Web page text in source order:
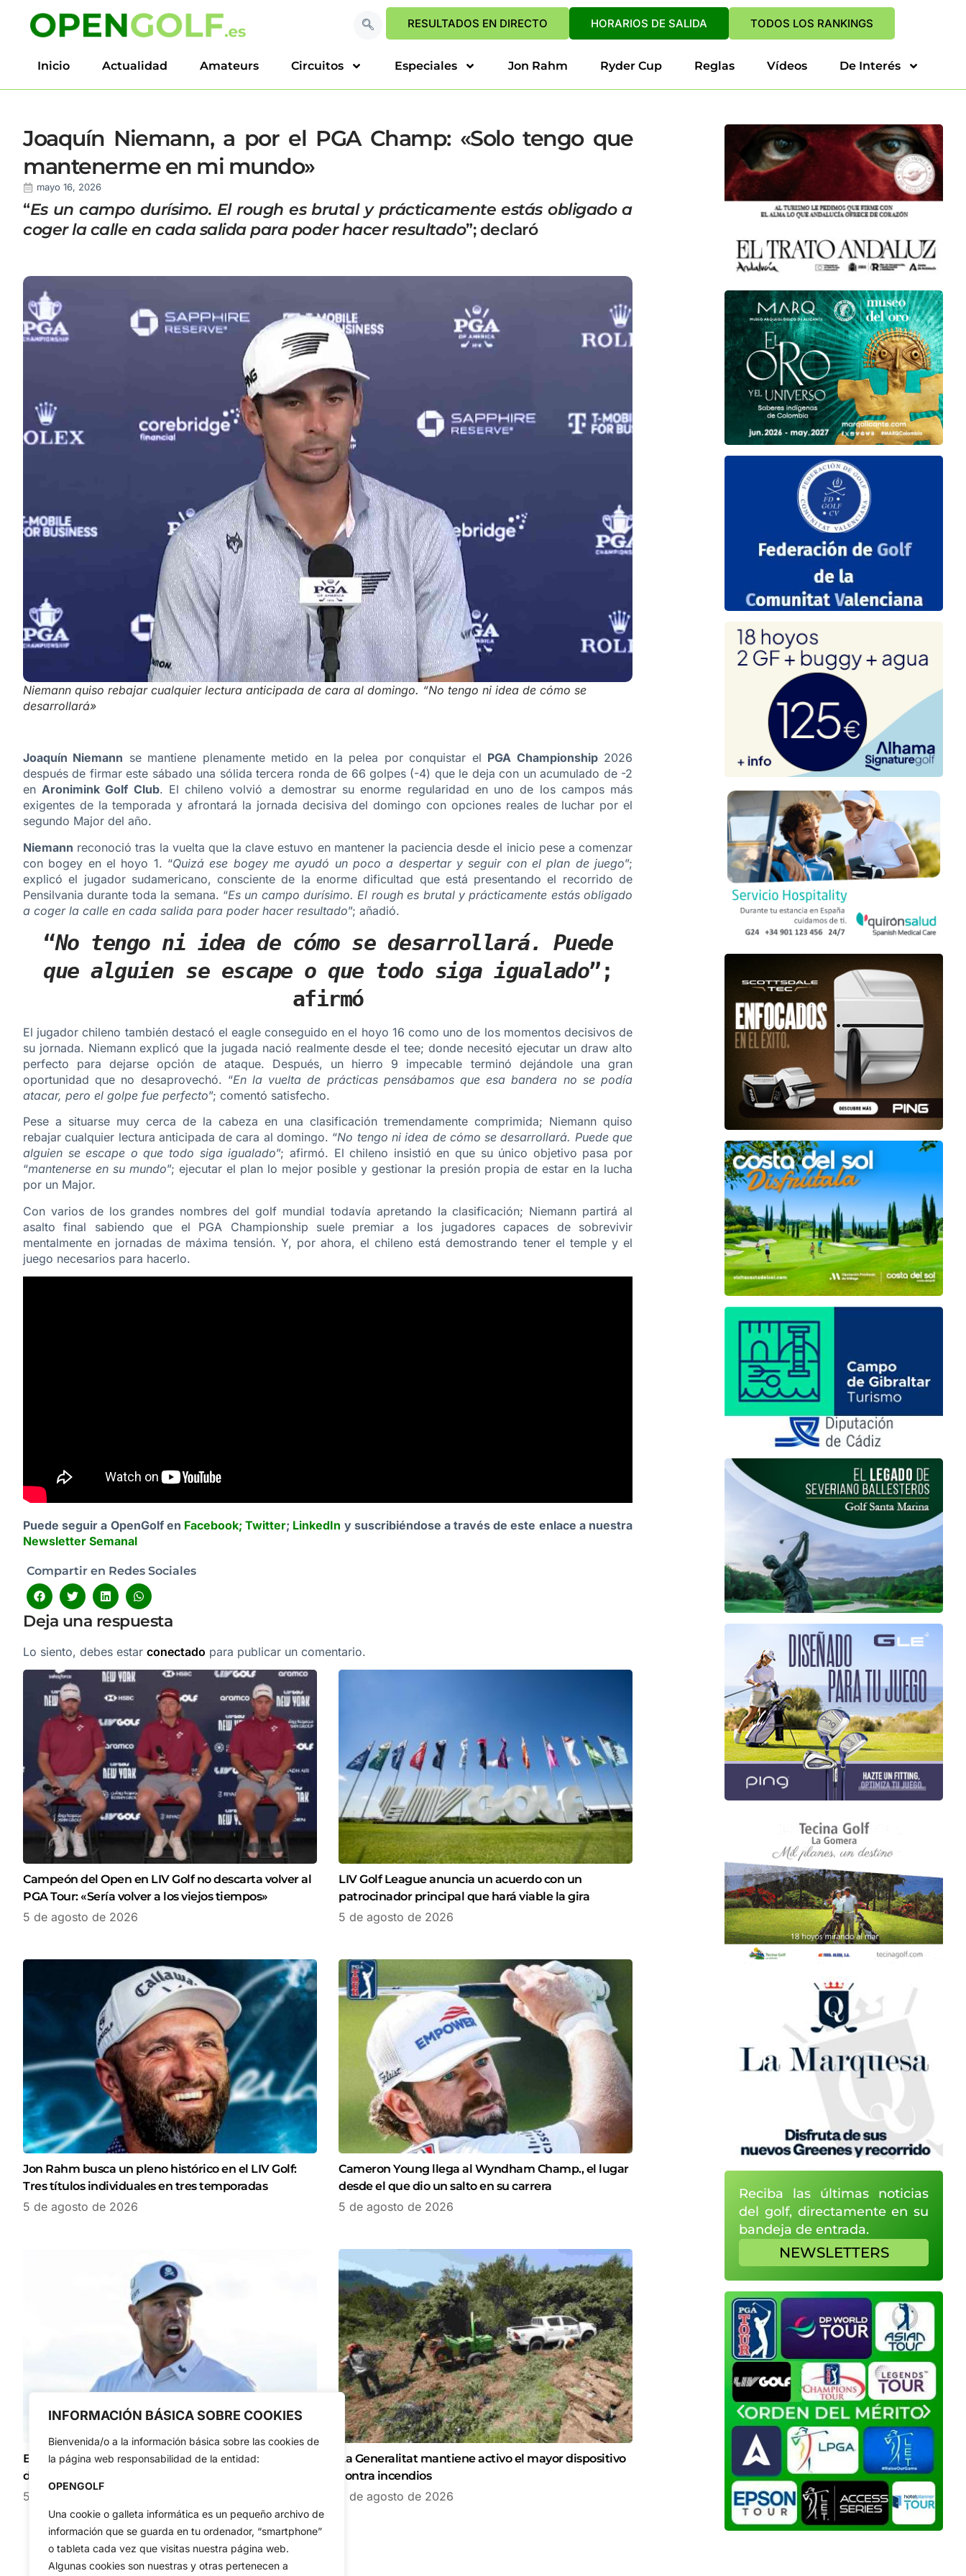
INFORMACIÓN BÁSICA SOBRE COOKIES
Bienvenida/o a la información básica sobre las cookies de
la página web responsabilidad de la entidad:
OPENGOLF
Una cookie o galleta informática es un pequeño archivo de
información que se guarda en tu ordenador, “smartphone”
o tableta cada vez que visitas nuestra página web.
Algunas cookies son nuestras y otras pertenecen a
RESULTADOS EN DIRECTO HORARIOS DE SALIDA TODOS LOS RANKINGS
Inicio Actualidad Amateurs Circuitos Especiales Jon Rahm Ryder Cup Reglas Vídeos De Interés
Joaquín Niemann, a por el PGA Champ: «Solo tengo que
mantenerme en mi mundo»
mayo 16, 2026
“Es un campo durísimo. El rough es brutal y prácticamente estás obligado a
coger la calle en cada salida para poder hacer resultado”; declaró
Niemann quiso rebajar cualquier lectura anticipada de cara al domingo. “No tengo ni idea de cómo se
desarrollará»
Joaquín Niemann se mantiene plenamente metido en la pelea por conquistar el PGA Championship2026
después de firmar este sábado una sólida tercera ronda de 66 golpes (-4) que le deja con un acumulado de -2
enAronimink Golf Club. El chileno volvió a demostrar su enorme regularidad en uno de los campos más
exigentes de la temporada y afrontará la jornada decisiva del domingo con opciones reales de luchar por el
segundo Major del año.
Niemann reconoció tras la vuelta que la clave estuvo en mantener la paciencia desde el inicio pese a comenzar
con bogey en el hoyo 1. “Quizá ese bogey me ayudó un poco a despertar y seguir con el plan de juego”;
explicó el jugador sudamericano, consciente de la enorme dificultad que está presentando el recorrido de
Pensilvania durante toda la semana. “Es un campo durísimo. El rough es brutal y prácticamente estás obligado
a coger la calle en cada salida para poder hacer resultado”; añadió.
“No tengo ni idea de cómo se desarrollará. Puede
que alguien se escape o que todo siga igualado”;
afirmó
El jugador chileno también destacó el eagle conseguido en el hoyo 16 como uno de los momentos decisivos de
su jornada. Niemann explicó que la jugada nació realmente desde el tee; donde necesitó ejecutar un draw alto
perfecto para dejarse opción de ataque. Después, un hierro 9 impecable terminó dejándole una gran
oportunidad que no desaprovechó. “En la vuelta de prácticas pensábamos que esa bandera no se podía
atacar, pero el golpe fue perfecto”; comentó satisfecho.
Pese a situarse muy cerca de la cabeza en una clasificación tremendamente comprimida; Niemann quiso
rebajar cualquier lectura anticipada de cara al domingo. “No tengo ni idea de cómo se desarrollará. Puede que
alguien se escape o que todo siga igualado”; afirmó. El chileno insistió en que su único objetivo pasa por
“mantenerse en su mundo”; ejecutar el plan lo mejor posible y gestionar la presión propia de estar en la lucha
por un Major.
Con varios de los grandes nombres del golf mundial todavía apretando la clasificación; Niemann partirá al
asalto final sabiendo que el PGA Championship suele premiar a los jugadores capaces de sobrevivir
mentalmente en jornadas de máxima tensión. Y, por ahora, el chileno está demostrando tener el temple y el
juego necesarios para hacerlo.
Puede seguir a OpenGolf en Facebook; Twitter; LinkedIn y suscribiéndose a través de este enlace a nuestra
Newsletter Semanal
Compartir en Redes Sociales
Deja una respuesta
Lo siento, debes estar conectado para publicar un comentario.
Campeón del Open en LIV Golf no descarta volver al
PGA Tour: «Sería volver a los viejos tiempos»
5 de agosto de 2026
LIV Golf League anuncia un acuerdo con un
patrocinador principal que hará viable la gira
5 de agosto de 2026
Jon Rahm busca un pleno histórico en el LIV Golf:
Tres títulos individuales en tres temporadas
5 de agosto de 2026
Cameron Young llega al Wyndham Champ., el lugar
desde el que dio un salto en su carrera
5 de agosto de 2026
El futuro de LIV Golf centra todas las miradas antes
del torneo de Nueva York
5 de agosto de 2026
La Generalitat mantiene activo el mayor dispositivo
contra incendios
5 de agosto de 2026
Reciba las últimas noticias
del golf, directamente en su
bandeja de entrada.
NEWSLETTERS